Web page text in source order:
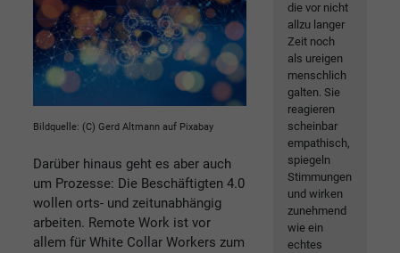
Bildquelle: (C) Gerd Altmann auf Pixabay
Darüber hinaus geht es aber auch
um Prozesse: Die Beschäftigten 4.0
wollen orts- und zeitunabhängig
arbeiten. Remote Work ist vor
allem für White Collar Workers zum
die vor nicht
allzu langer
Zeit noch
als ureigen
menschlich
galten. Sie
reagieren
scheinbar
empathisch,
spiegeln
Stimmungen
und wirken
zunehmend
wie ein
echtes